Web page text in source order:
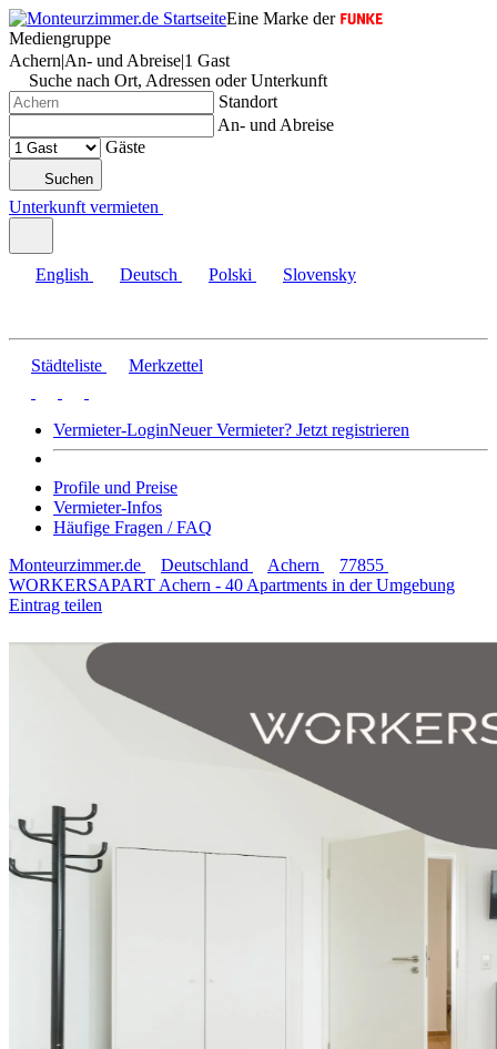
Eine Marke der
Mediengruppe
Achern|An- und Abreise|1 Gast
Suche nach Ort, Adressen oder Unterkunft
Standort
An- und Abreise
Gäste
Suchen
Unterkunft vermieten
English Deutsch Polski Slovensky
Städteliste Merkzettel
Vermieter-LoginNeuer Vermieter? Jetzt registrieren
Profile und Preise
Vermieter-Infos
Häufige Fragen / FAQ
Monteurzimmer.de
Deutschland Achern
77855
WORKERSAPART Achern - 40 Apartments in der Umgebung
Eintrag teilen